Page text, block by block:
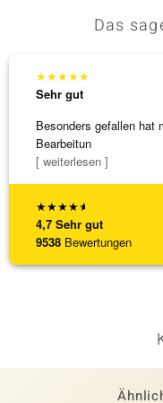
Das
★★★★★
4,7 Sehr gut
9538 Bewertungen
★★★★★
Sehr gut
Besonders gefallen hat
Bearbeitun
[ weiterlesen ]